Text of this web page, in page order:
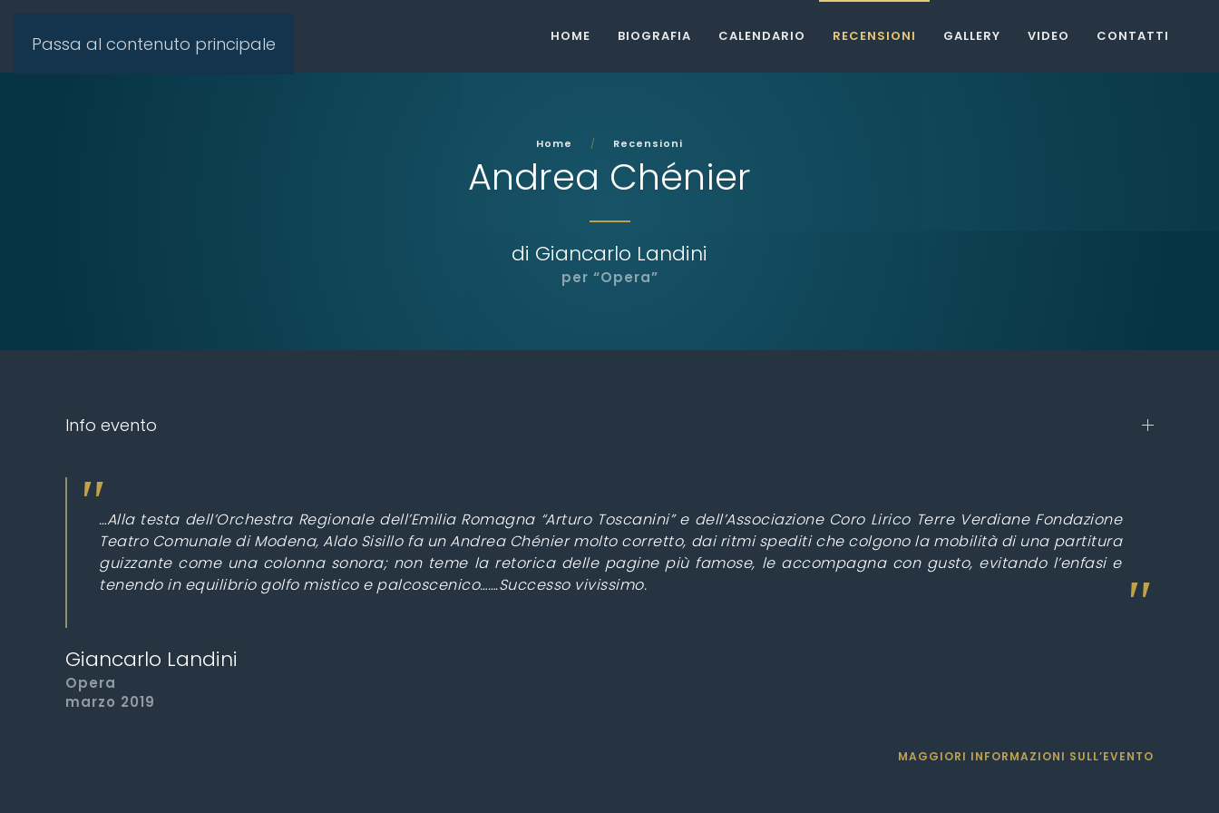
Passa al contenuto principale HOME BIOGRAFIA CALENDARIO RECENSIONI GALLERY VIDEO CONTATTI
Home Recensioni
Andrea Chénier
di Giancarlo Landini
per “Opera”
Info evento
…Alla testa dell’Orchestra Regionale dell’Emilia Romagna “Arturo Toscanini” e dell’Associazione Coro Lirico Terre Verdiane Fondazione
Teatro Comunale di Modena, Aldo Sisillo fa un Andrea Chénier molto corretto, dai ritmi spediti che colgono la mobilità di una partitura
guizzante come una colonna sonora; non teme la retorica delle pagine più famose, le accompagna con gusto, evitando l’enfasi e
tenendo in equilibrio golfo mistico e palcoscenico…….Successo vivissimo.
Giancarlo Landini
Opera
marzo 2019
MAGGIORI INFORMAZIONI SULL’EVENTO